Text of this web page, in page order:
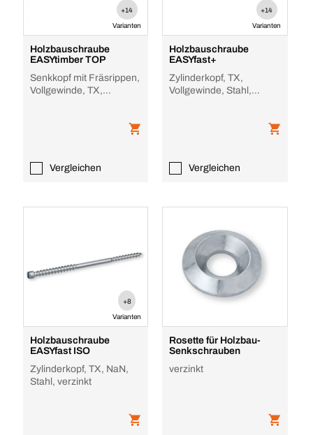
+14
Varianten
Holzbauschraube
EASYtimber TOP
Senkkopf mit Fräsrippen,
Vollgewinde, TX,
Vergleichen
+14
Varianten
Holzbauschraube
EASYfast+
Zylinderkopf, TX,
Vollgewinde, Stahl,
Vergleichen
+8
Varianten
Holzbauschraube
EASYfast ISO
Zylinderkopf, TX, NaN,
Stahl, verzinkt
Rosette für Holzbau-
Senkschrauben
verzinkt